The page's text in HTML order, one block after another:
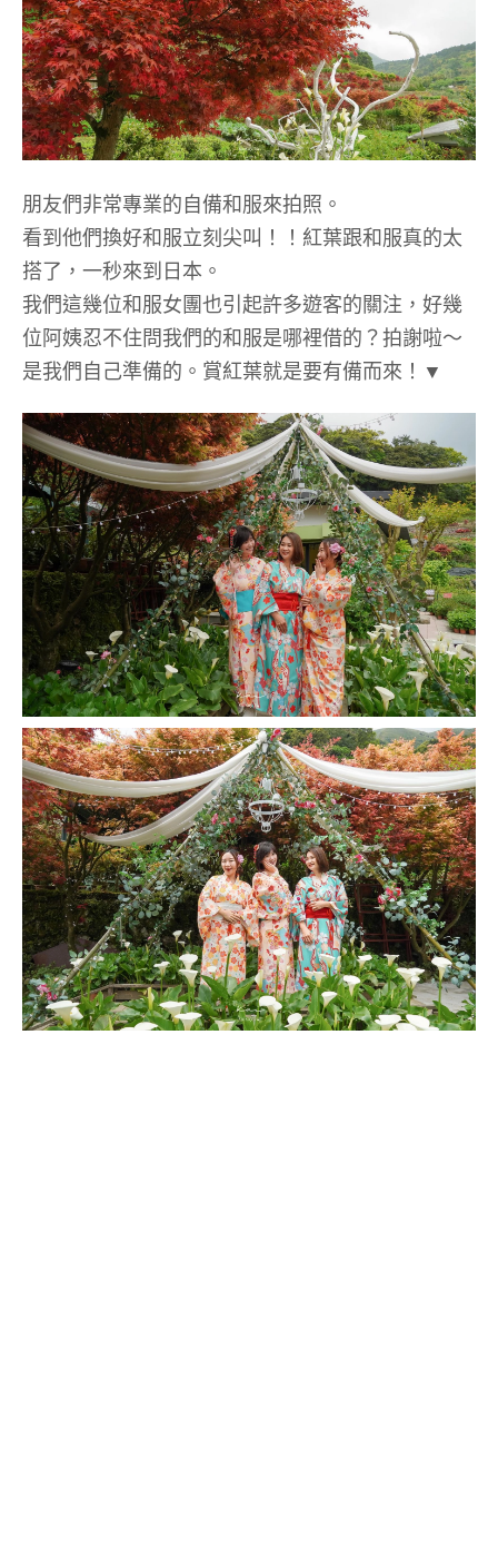
朋友們非常專業的自備和服來拍照。
看到他們換好和服立刻尖叫！！紅葉跟和服真的太
搭了，一秒來到日本。
我們這幾位和服女團也引起許多遊客的關注，好幾
位阿姨忍不住問我們的和服是哪裡借的？拍謝啦～
是我們自己準備的。賞紅葉就是要有備而來！▼